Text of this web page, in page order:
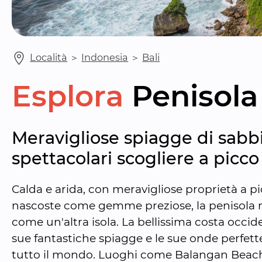
Località ＞ Indonesia ＞ Bali
Esplora
Meravigliose spiagge di
spettacolari scogliere a
Calda e arida, con meravigliose proprietà a
nascoste come gemme preziose, la penisola
come un'altra isola. La bellissima costa
sue fantastiche spiagge e le sue onde
tutto il mondo. Luoghi come Balangan